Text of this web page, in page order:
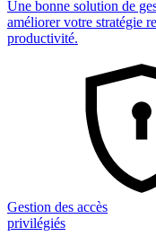
Une bonne solution de
améliorer votre stratégie
productivité.
Gestion des accès
privilégiés